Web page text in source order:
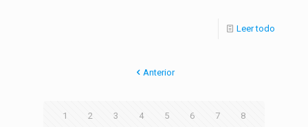
Leer todo
Anterior
1 2 3 4 5 6 7 8